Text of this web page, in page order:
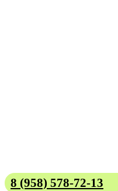
8 (958) 578-72-13